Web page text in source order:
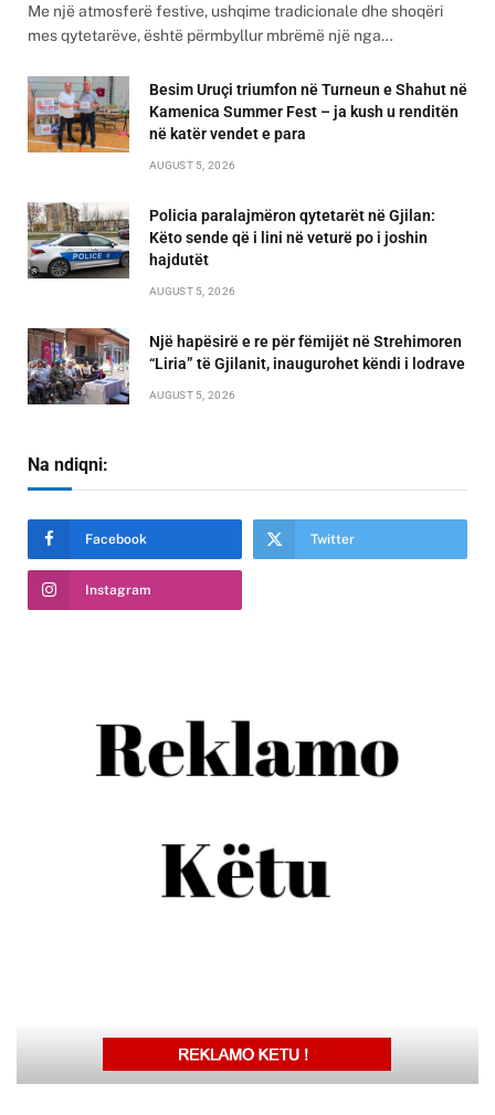
Me një atmosferë festive, ushqime tradicionale dhe shoqëri
mes qytetarëve, është përmbyllur mbrëmë një nga…
Besim Uruçi triumfon në Turneun e Shahut në
Kamenica Summer Fest – ja kush u renditën
në katër vendet e para
AUGUST 5, 2026
Policia paralajmëron qytetarët në Gjilan:
Këto sende që i lini në veturë po i joshin
hajdutët
AUGUST 5, 2026
Një hapësirë e re për fëmijët në Strehimoren
“Liria” të Gjilanit, inaugurohet këndi i lodrave
AUGUST 5, 2026
Na ndiqni:
Facebook Twitter
Instagram